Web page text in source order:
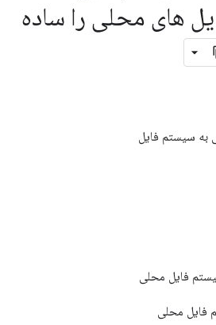
های محلی را ساده
فایل محلی
فایل محلی